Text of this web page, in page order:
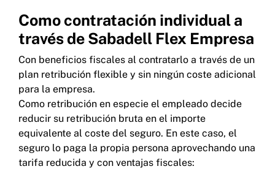
Como contratación individual a
través de Sabadell Flex Empresa
Con beneficios fiscales al contratarlo a través de un
plan retribución flexible y sin ningún coste adicional
para la empresa.
Como retribución en especie el empleado decide
reducir su retribución bruta en el importe
equivalente al coste del seguro. En este caso, el
seguro lo paga la propia persona aprovechando una
tarifa reducida y con ventajas fiscales: